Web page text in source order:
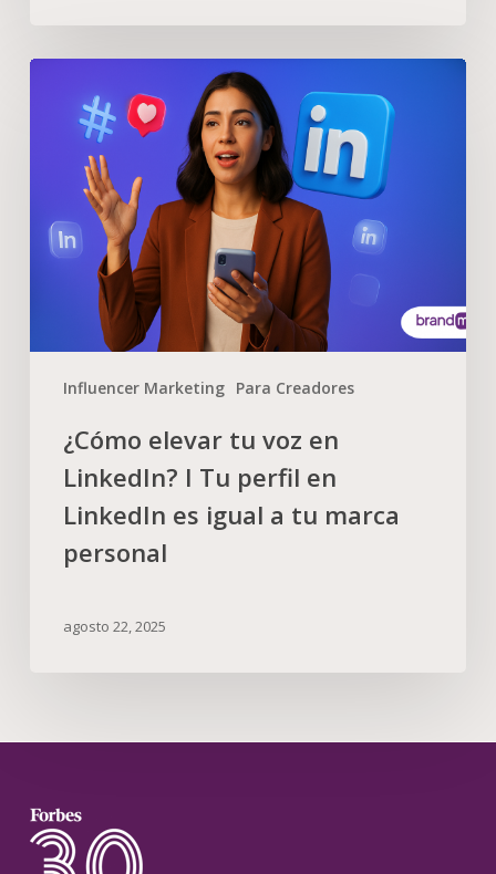
Influencer Marketing Para Creadores
¿Cómo elevar tu voz en
LinkedIn? I Tu perfil en
LinkedIn es igual a tu marca
personal
agosto 22, 2025